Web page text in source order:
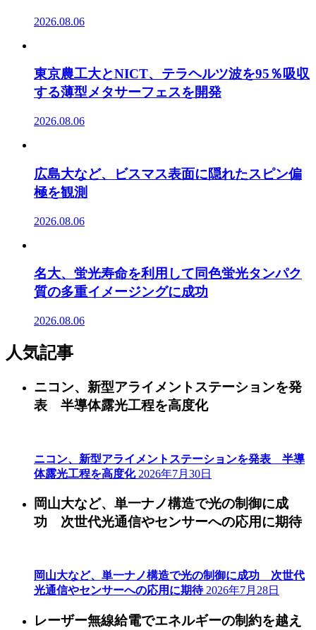
2026.08.06
東京農工大とNICT、テラヘルツ波を95％吸収
する薄型メタサーフェスを開発
2026.08.06
広島大など、ビスマス表面に隠れたスピン偏
極を観測
2026.08.06
名大、蛍光寿命を利用して同色蛍光タンパク
質の多重イメージングに成功
2026.08.06
人気記事
ニコン、新型アライメントステーションを発
表 半導体露光工程を高度化
ニコン、新型アライメントステーションを発表 半導
体露光工程を高度化 2026年7月30日
岡山大など、単一ナノ構造で光の制御に成
功 次世代光通信やセンサーへの応用に期待
岡山大など、単一ナノ構造で光の制御に成功 次世代
光通信やセンサーへの応用に期待 2026年7月28日
レーザー無線給電でエネルギーの制約を越え